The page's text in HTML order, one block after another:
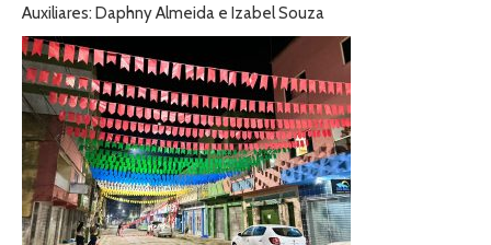
Auxiliares: Daphny Almeida e Izabel Souza